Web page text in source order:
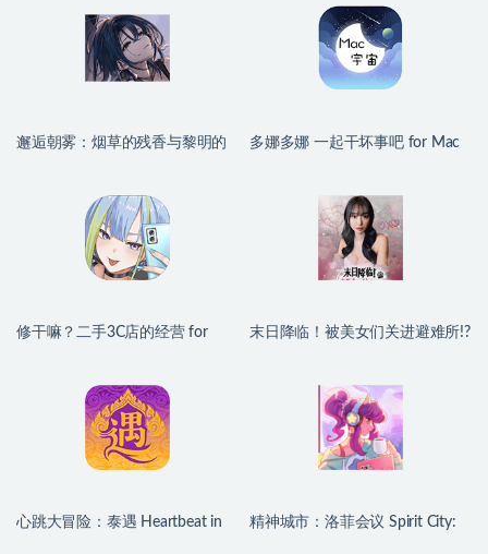
邂逅朝雾：烟草的残香与黎明的
多娜多娜 一起干坏事吧 for Mac
修干嘛？二手3C店的经营 for
末日降临！被美女们关进避难所!?
心跳大冒险：泰遇 Heartbeat in
精神城市：洛菲会议 Spirit City: